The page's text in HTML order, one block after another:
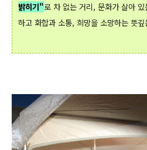
밝히기"로 차 없는 거리, 문화가 살아
하고 화합과 소통, 희망을 소망하는 뜻